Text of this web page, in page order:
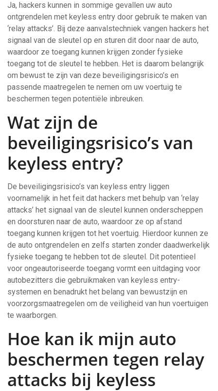
Ja, hackers kunnen in sommige gevallen uw auto
ontgrendelen met keyless entry door gebruik te maken van
‘relay attacks’. Bij deze aanvalstechniek vangen hackers het
signaal van de sleutel op en sturen dit door naar de auto,
waardoor ze toegang kunnen krijgen zonder fysieke
toegang tot de sleutel te hebben. Het is daarom belangrijk
om bewust te zijn van deze beveiligingsrisico’s en
passende maatregelen te nemen om uw voertuig te
beschermen tegen potentiële inbreuken.
Wat zijn de
beveiligingsrisico’s van
keyless entry?
De beveiligingsrisico’s van keyless entry liggen
voornamelijk in het feit dat hackers met behulp van ‘relay
attacks’ het signaal van de sleutel kunnen onderscheppen
en doorsturen naar de auto, waardoor ze op afstand
toegang kunnen krijgen tot het voertuig. Hierdoor kunnen ze
de auto ontgrendelen en zelfs starten zonder daadwerkelijk
fysieke toegang te hebben tot de sleutel. Dit potentieel
voor ongeautoriseerde toegang vormt een uitdaging voor
autobezitters die gebruikmaken van keyless entry-
systemen en benadrukt het belang van bewustzijn en
voorzorgsmaatregelen om de veiligheid van hun voertuigen
te waarborgen.
Hoe kan ik mijn auto
beschermen tegen relay
attacks bij keyless